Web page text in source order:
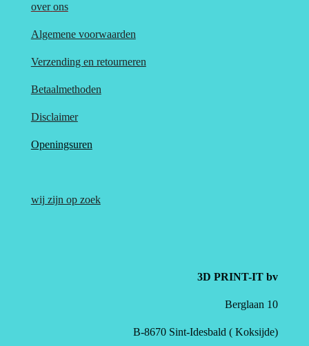
over ons
Algemene voorwaarden
Verzending en retourneren
Betaalmethoden
Disclaimer
Openingsuren
wij zijn op zoek
3D PRINT-IT bv
Berglaan 10
B-8670 Sint-Idesbald ( Koksijde)